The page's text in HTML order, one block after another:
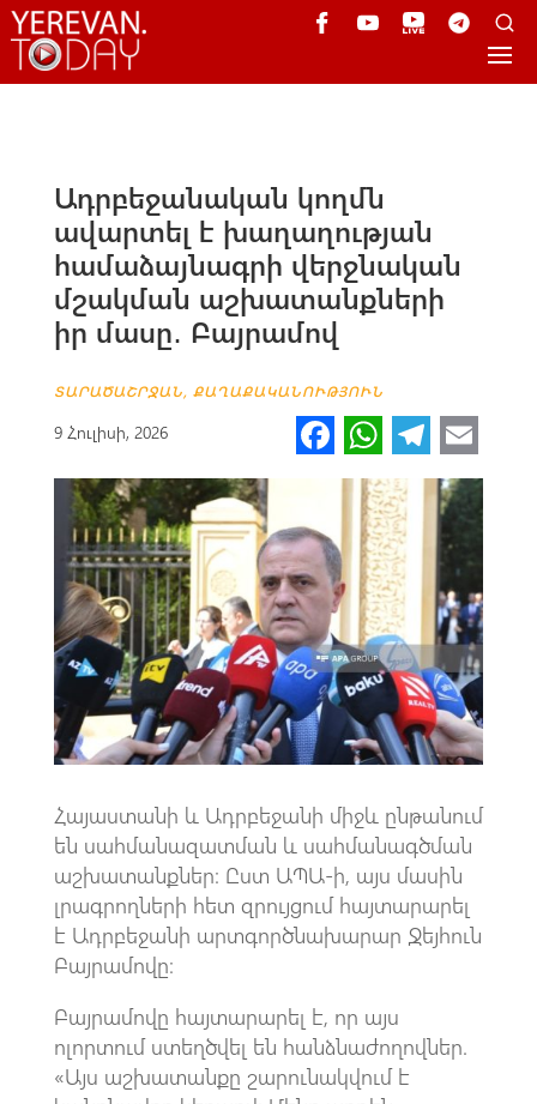
Ադրբեջանական կողմն
ավարտել է խաղաղության
համաձայնագրի վերջնական
մշակման աշխատանքների
իր մասը․ Բայրամով
ՏԱՐԱԾԱՇՐՋԱՆ, ՔԱՂԱՔԱԿԱՆՈՒԹՅՈՒՆ
9 Հուլիսի, 2026 Fa
ce
o
o
k
W
h
at
s
A
p
p
Te
le
gr
a
m
m
ail
Հայաստանի և Ադրբեջանի միջև ընթանում
են սահմանազատման և սահմանագծման
աշխատանքներ։ Ըստ ԱՊԱ-ի, այս մասին
լրագրողների հետ զրույցում հայտարարել
է Ադրբեջանի արտգործնախարար Ջեյհուն
Բայրամովը։
Բայրամովը հայտարարել է, որ այս
ոլորտում ստեղծվել են հանձնաժողովներ.
«Այս աշխատանքը շարունակվում է